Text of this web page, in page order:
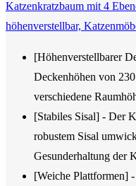
Katzenkratzbaum mit 4
höhenverstellbar,
[Höhenverstellbarer
Deckenhöhen von
verschiedene
[Stabiles Sisal] - Der
robustem Sisal
Gesunderhaltung der
[Weiche Plattformen]